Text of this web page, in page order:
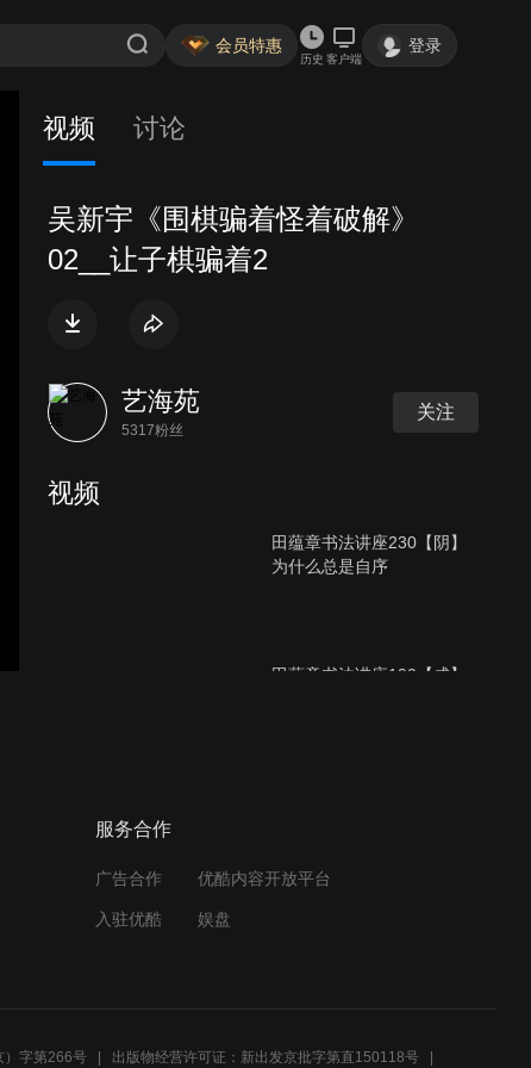
会员特惠
历史 客户端
登录
视频 讨论
吴新宇《围棋骗着怪着破解》
02__让子棋骗着2
艺海苑
5317粉丝
关注
视频
田蕴章书法讲座230【阴】
为什么总是自序
田蕴章书法讲座190【成】
服务合作
广告合作 优酷内容开放平台
入驻优酷 娱盘
）字第266号 出版物经营许可证：新出发京批字第直150118号